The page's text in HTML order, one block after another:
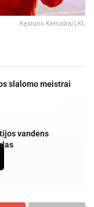
Kęstutis Kemzūra/LKL
slalomo meistrai
vandens